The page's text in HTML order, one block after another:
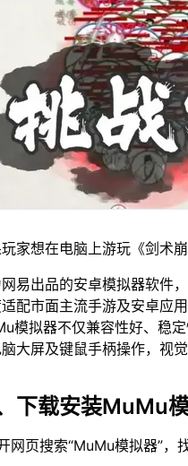
家想在电脑上游玩《剑术
易出品的安卓模拟器软件
配市面主流手游及安卓应
模拟器不仅兼容性好、稳
大屏及键鼠手柄操作，视
下载安装MuMu
网页搜索“MuMu模拟器”，